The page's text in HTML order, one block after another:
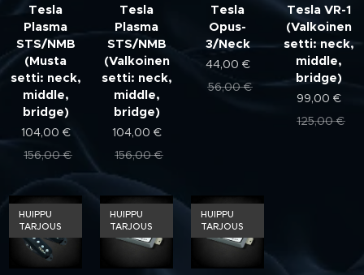
Tesla
Plasma
STS/NMB
(Musta
setti: neck,
middle,
bridge)
104,00 €
156,00€
Tesla
Plasma
STS/NMB
(Valkoinen
setti: neck,
middle,
bridge)
104,00 €
156,00€
Tesla
Opus-
3/Neck
44,00 €
56,00€
Tesla VR-1
(Valkoinen
setti: neck,
middle,
bridge)
99,00 €
125,00€
HUIPPU
TARJOUS
HUIPPU
TARJOUS
HUIPPU
TARJOUS